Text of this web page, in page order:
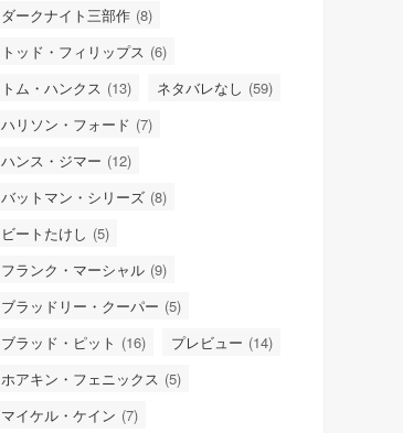
ダークナイト三部作 (8)
トッド・フィリップス (6)
トム・ハンクス (13) ネタバレなし (59)
ハリソン・フォード (7)
ハンス・ジマー (12)
バットマン・シリーズ (8)
ビートたけし (5)
フランク・マーシャル (9)
ブラッドリー・クーパー (5)
ブラッド・ピット (16) プレビュー (14)
ホアキン・フェニックス (5)
マイケル・ケイン (7)